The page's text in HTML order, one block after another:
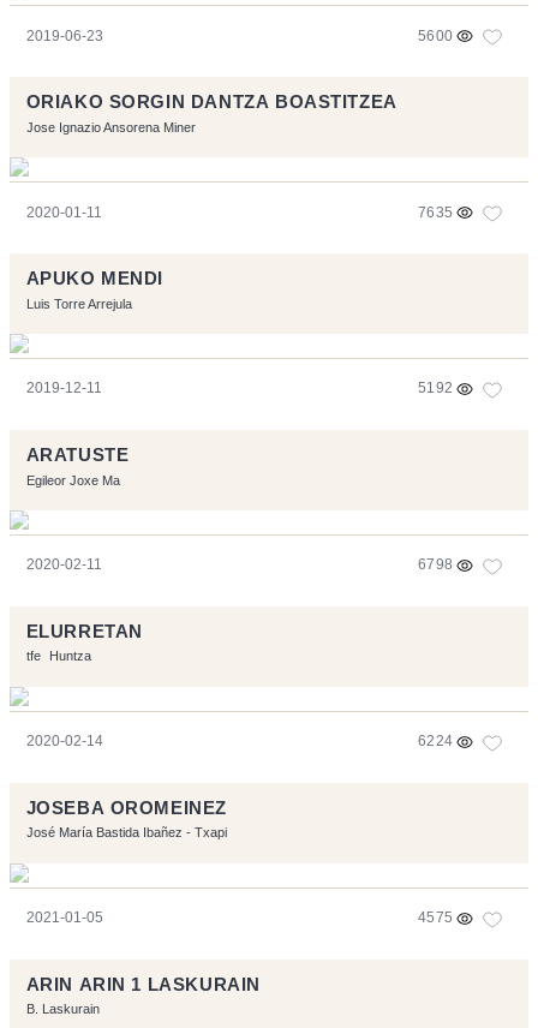
2019-06-23 5600
ORIAKO SORGIN DANTZA BOASTITZEA
Jose Ignazio Ansorena Miner
2020-01-11 7635
APUKO MENDI
Luis Torre Arrejula
2019-12-11 5192
ARATUSTE
Egileor Joxe Ma
2020-02-11 6798
ELURRETAN
tfe Huntza
2020-02-14 6224
JOSEBA OROMEINEZ
José María Bastida Ibañez - Txapi
2021-01-05 4575
ARIN ARIN 1 LASKURAIN
B. Laskurain